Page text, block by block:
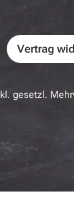
Vertrag
gesetzl.